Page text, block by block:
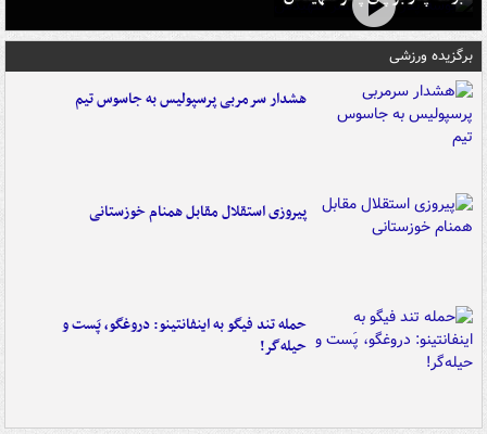
برگزیده ورزشی
هشدار سرمربی پرسپولیس به جاسوس تیم
پیروزی استقلال مقابل همنام خوزستانی
حمله تند فیگو به اینفانتینو: دروغگو، پَست‌ و
حیله‌گر!